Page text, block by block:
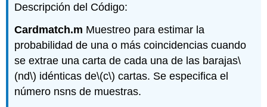
Descripción del Código:
Cardmatch.m Muestreo para estimar la
probabilidad de una o más coincidencias cuando
se extrae una carta de cada una de las barajas\
(nd\) idénticas de\(c\) cartas. Se especifica el
número nsns de muestras.